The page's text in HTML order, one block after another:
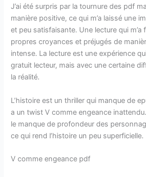
J’ai été surpris par la tournure des pdf
manière positive, ce qui m’a laissé une
et peu satisfaisante. Une lecture qui m’a
propres croyances et préjugés de
intense. La lecture est une expérience
gratuit lecteur, mais avec une certaine
la réalité.
L’histoire est un thriller qui manque de
a un twist V comme engeance
le manque de profondeur des
ce qui rend l’histoire un peu superficielle.
V comme engeance pdf